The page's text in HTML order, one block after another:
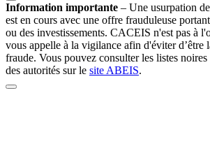
Information importante – Une usurpation
est en cours avec une offre frauduleuse
ou des investissements. CACEIS n'est pas à
vous appelle à la vigilance afin d'éviter d’être
fraude. Vous pouvez consulter les listes noires
des autorités sur le site ABEIS.